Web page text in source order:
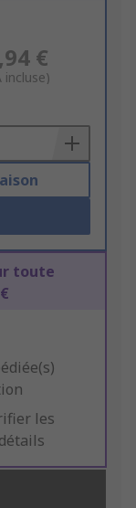
€
incluse)
toute
les